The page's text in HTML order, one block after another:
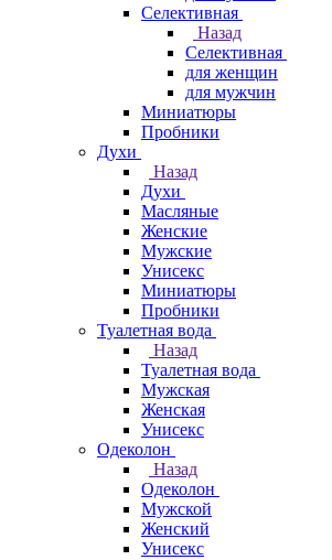
Селективная
Назад
Селективная
для женщин
для мужчин
Миниатюры
Пробники
Духи
Назад
Духи
Масляные
Женские
Мужские
Унисекс
Миниатюры
Пробники
Туалетная вода
Назад
Туалетная вода
Мужская
Женская
Унисекс
Одеколон
Назад
Одеколон
Мужской
Женский
Унисекс